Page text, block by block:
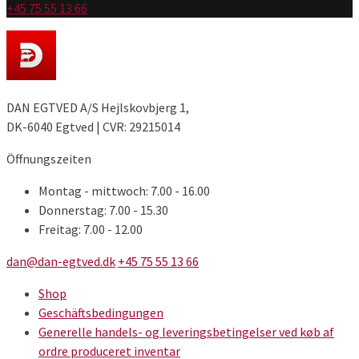
der
+45 75 55 13 66
DAN EGTVED A/S Hejlskovbjerg 1,
DK-6040 Egtved | CVR: 29215014
Öffnungszeiten
Montag - mittwoch: 7.00 - 16.00
Donnerstag: 7.00 - 15.30
Freitag: 7.00 - 12.00
dan@dan-egtved.dk +45 75 55 13 66
Shop
Geschäftsbedingungen
Generelle handels- og leveringsbetingelser ved køb af
ordre produceret inventar